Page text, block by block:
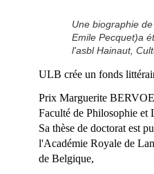
Une biographie
Emile Pecquet)a
l'asbl Hainaut,
ULB crée un fonds
Prix Marguerite
Faculté de Philosophie et
Sa thèse de doctorat est
l'Académie Royale de
de Belgique,